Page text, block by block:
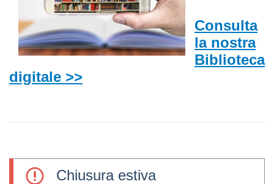
Consulta
la nostra
Biblioteca
digitale >>
Chiusura estiva